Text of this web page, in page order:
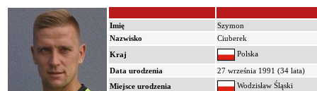
Imię
Szymon
Nazwisko
Ciuberek
Kraj
Polska
Data urodzenia
27 września 1991 (34 lata)
Miejsce urodzenia
Wodzisław Śląski